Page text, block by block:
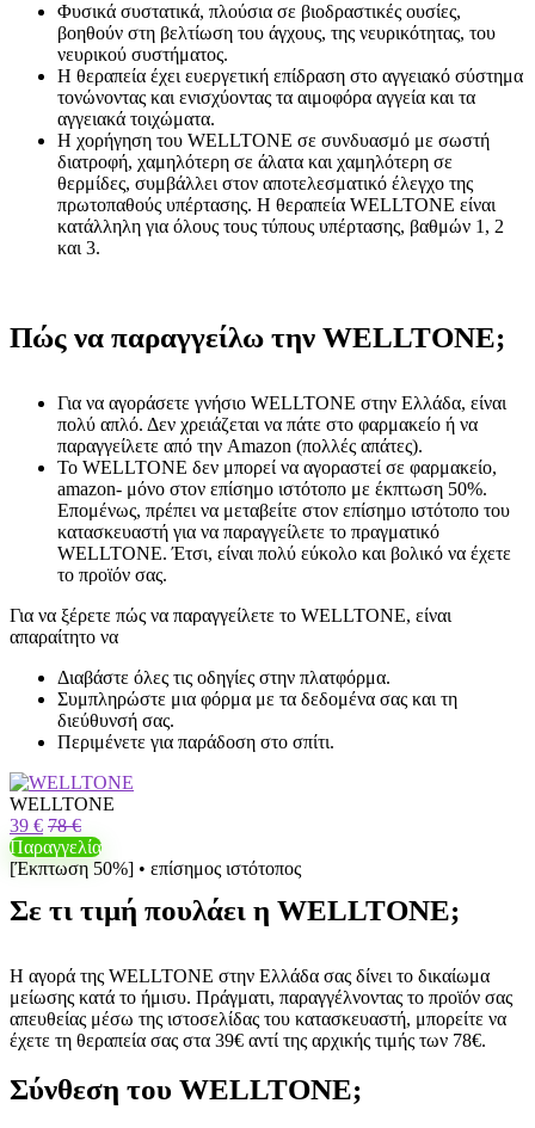
Φυσικά συστατικά, πλούσια σε βιοδραστικές ουσίες,
βοηθούν στη βελτίωση του άγχους, της νευρικότητας, του
νευρικού συστήματος.
Η θεραπεία έχει ευεργετική επίδραση στο αγγειακό σύστημα
τονώνοντας και ενισχύοντας τα αιμοφόρα αγγεία και τα
αγγειακά τοιχώματα.
Η χορήγηση του WELLTONE σε συνδυασμό με σωστή
διατροφή, χαμηλότερη σε άλατα και χαμηλότερη σε
θερμίδες, συμβάλλει στον αποτελεσματικό έλεγχο της
πρωτοπαθούς υπέρτασης. Η θεραπεία WELLTONE είναι
κατάλληλη για όλους τους τύπους υπέρτασης, βαθμών 1, 2
και 3.
Πώς να παραγγείλω την WELLTONE;
Για να αγοράσετε γνήσιο WELLTONE στην Ελλάδα, είναι
πολύ απλό. Δεν χρειάζεται να πάτε στο φαρμακείο ή να
παραγγείλετε από την Amazon (πολλές απάτες).
Το WELLTONE δεν μπορεί να αγοραστεί σε φαρμακείο,
amazon- μόνο στον επίσημο ιστότοπο με έκπτωση 50%.
Επομένως, πρέπει να μεταβείτε στον επίσημο ιστότοπο του
κατασκευαστή για να παραγγείλετε το πραγματικό
WELLTONE. Έτσι, είναι πολύ εύκολο και βολικό να έχετε
το προϊόν σας.
Για να ξέρετε πώς να παραγγείλετε το WELLTONE, είναι
απαραίτητο να
Διαβάστε όλες τις οδηγίες στην πλατφόρμα.
Συμπληρώστε μια φόρμα με τα δεδομένα σας και τη
διεύθυνσή σας.
Περιμένετε για παράδοση στο σπίτι.
WELLTONE
39 € 78 €
Παραγγελία
[Έκπτωση 50%] • επίσημος ιστότοπος
Σε τι τιμή πουλάει η WELLTONE;
Η αγορά της WELLTONE στην Ελλάδα σας δίνει το δικαίωμα
μείωσης κατά το ήμισυ. Πράγματι, παραγγέλνοντας το προϊόν σας
απευθείας μέσω της ιστοσελίδας του κατασκευαστή, μπορείτε να
έχετε τη θεραπεία σας στα 39€ αντί της αρχικής τιμής των 78€.
Σύνθεση του WELLTONE;